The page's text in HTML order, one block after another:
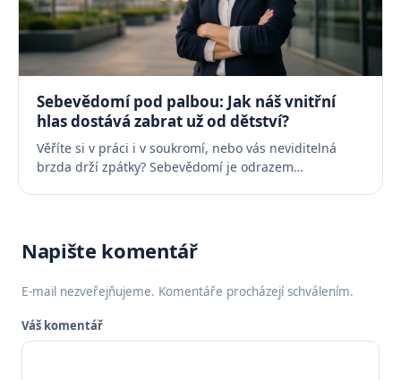
Sebevědomí pod palbou: Jak náš vnitřní
hlas dostává zabrat už od dětství?
Věříte si v práci i v soukromí, nebo vás neviditelná
brzda drží zpátky? Sebevědomí je odrazem…
Napište komentář
E-mail nezveřejňujeme. Komentáře procházejí schválením.
Váš komentář